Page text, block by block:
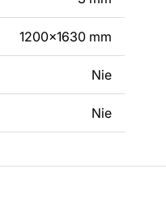
1200x1630 mm
Nie
Nie